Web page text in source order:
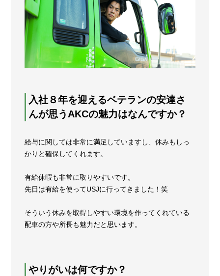
入社８年を迎えるベテランの安達さ
んが思うAKCの魅力はなんですか？
給与に関しては非常に満足していますし、休みもしっ
かりと確保してくれます。
有給休暇も非常に取りやすいです。
先日は有給を使ってUSJに行ってきました！笑
そういう休みを取得しやすい環境を作ってくれている
配車の方や所長も魅力だと思います。
やりがいは何ですか？